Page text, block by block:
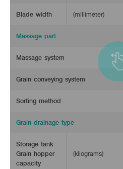
Blade width (millimeter)
Massage part
Massage system
Grain conveying system
Sorting method
Grain drainage type
Storage tank
Grain hopper
capacity
(kilograms)